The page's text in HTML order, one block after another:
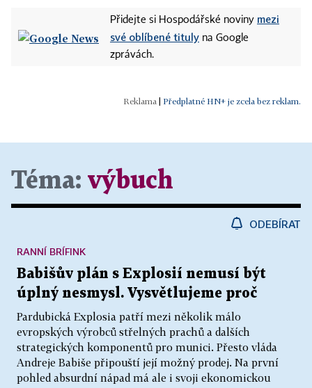
Přidejte si Hospodářské noviny mezi
své oblíbené tituly na Google
zprávách.
Předplatné HN+ je zcela bez reklam.
Téma: výbuch
ODEBÍRAT
Babišův plán s Explosií nemusí být
úplný nesmysl. Vysvětlujeme proč
Pardubická Explosia patří mezi několik málo
evropských výrobců střelných prachů a dalších
strategických komponentů pro munici. Přesto vláda
Andreje Babiše připouští její možný prodej. Na první
pohled absurdní nápad má ale i svoji ekonomickou
RANNÍ BRÍFINK